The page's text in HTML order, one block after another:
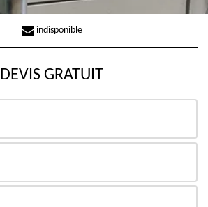
indisponible
DEVIS GRATUIT